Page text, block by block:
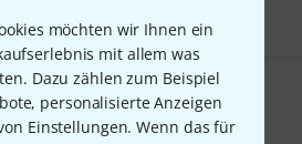
möchten wir Ihnen ein
mit allem was
Dazu zählen zum Beispiel
personalisierte Anzeigen
Einstellungen. Wenn das für
was Sie sehen?